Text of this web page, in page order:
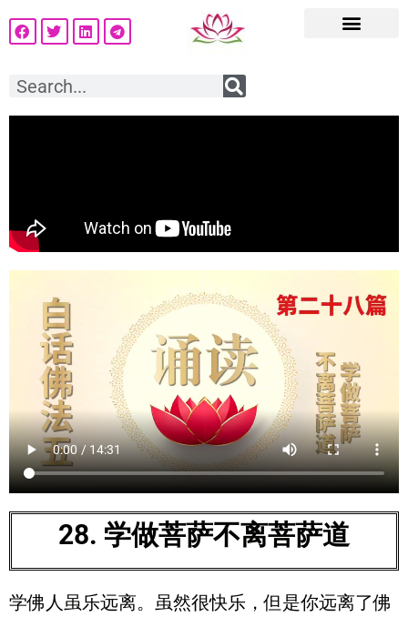
28. 学做菩萨不离菩萨道
学佛人虽乐远离。虽然很快乐，但是你远离了佛